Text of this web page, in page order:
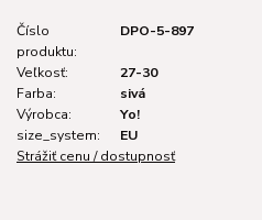
Číslo
produktu:
DPO-5-897
Veľkosť:
27-30
Farba:
sivá
Výrobca:
Yo!
size_system:
EU
Strážiť cenu / dostupnosť